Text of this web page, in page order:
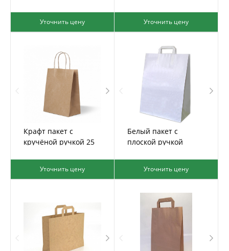
Уточнить цену Уточнить цену
Крафт пакет с
кручёной ручкой 25
Уточнить цену
Белый пакет с
плоской ручкой
Уточнить цену